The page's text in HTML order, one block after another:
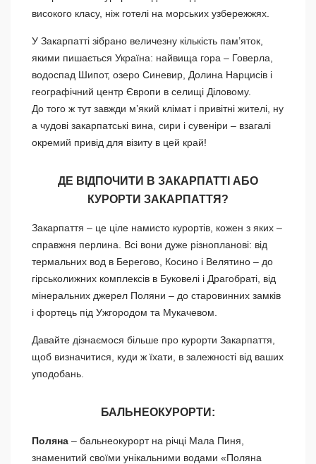
високого класу, ніж готелі на морських узбережжях.
У Закарпатті зібрано величезну кількість пам’яток,
якими пишається Україна: найвища гора – Говерла,
водоспад Шипот, озеро Синевир, Долина Нарцисів і
географічний центр Європи в селищі Діловому.
До того ж тут завжди м’який клімат і привітні жителі, ну
а чудові закарпатські вина, сири і сувеніри – взагалі
окремий привід для візиту в цей край!
ДЕ ВІДПОЧИТИ В ЗАКАРПАТТІ АБО
КУРОРТИ ЗАКАРПАТТЯ?
Закарпаття – це ціле намисто курортів, кожен з яких –
справжня перлина. Всі вони дуже різнопланові: від
термальних вод в Берегово, Косино і Велятино – до
гірськолижних комплексів в Буковелі і Драгобраті, від
мінеральних джерел Поляни – до старовинних замків
і фортець під Ужгородом та Мукачевом.
Давайте дізнаємося більше про курорти Закарпаття,
щоб визначитися, куди ж їхати, в залежності від ваших
уподобань.
БАЛЬНЕОКУРОРТИ:
Поляна – бальнеокурорт на річці Мала Пиня,
знаменитий своїми унікальними водами «Поляна